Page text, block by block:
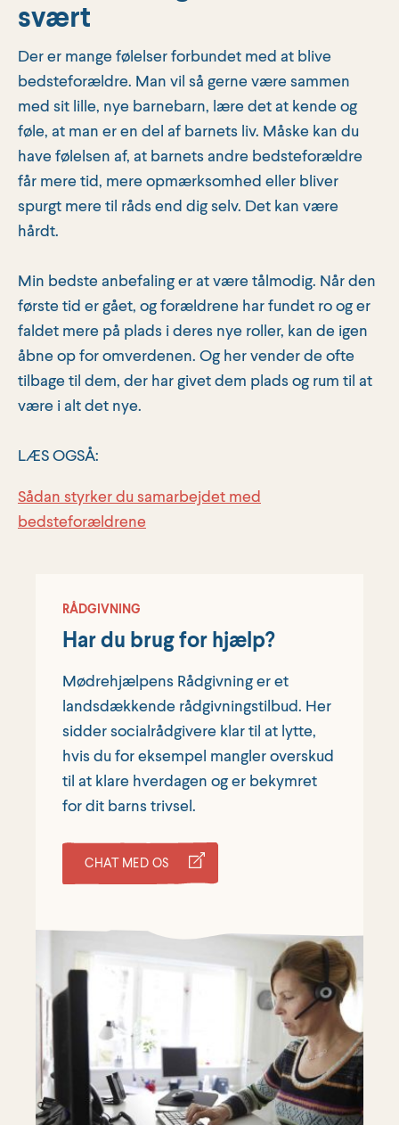
svært
Der er mange følelser forbundet med at blive
bedsteforældre. Man vil så gerne være sammen
med sit lille, nye barnebarn, lære det at kende og
føle, at man er en del af barnets liv. Måske kan du
have følelsen af, at barnets andre bedsteforældre
får mere tid, mere opmærksomhed eller bliver
spurgt mere til råds end dig selv. Det kan være
hårdt.
Min bedste anbefaling er at være tålmodig. Når den
første tid er gået, og forældrene har fundet ro og er
faldet mere på plads i deres nye roller, kan de igen
åbne op for omverdenen. Og her vender de ofte
tilbage til dem, der har givet dem plads og rum til at
være i alt det nye.
LÆS OGSÅ:
Sådan styrker du samarbejdet med
bedsteforældrene
RÅDGIVNING
Har du brug for hjælp?
Mødrehjælpens Rådgivning er et
landsdækkende rådgivningstilbud. Her
sidder socialrådgivere klar til at lytte,
hvis du for eksempel mangler overskud
til at klare hverdagen og er bekymret
for dit barns trivsel.
CHAT MED OS